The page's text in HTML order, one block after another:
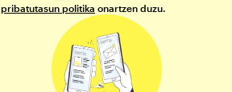
pribatutasun politika onartzen duzu.